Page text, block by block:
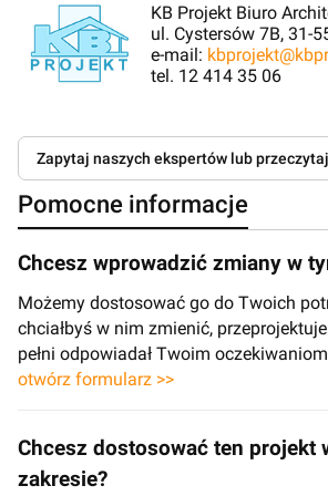
KB Projekt Biuro
ul. Cystersów 7B, 31-
e-mail:
tel. 12 414 35 06
Zapytaj naszych ekspertów lub przeczytaj
Pomocne informacje
Chcesz wprowadzić zmiany w
Możemy dostosować go do Twoich
chciałbyś w nim zmienić,
pełni odpowiadał Twoim oczekiwaniom
otwórz formularz >>
Chcesz dostosować ten projekt
zakresie?